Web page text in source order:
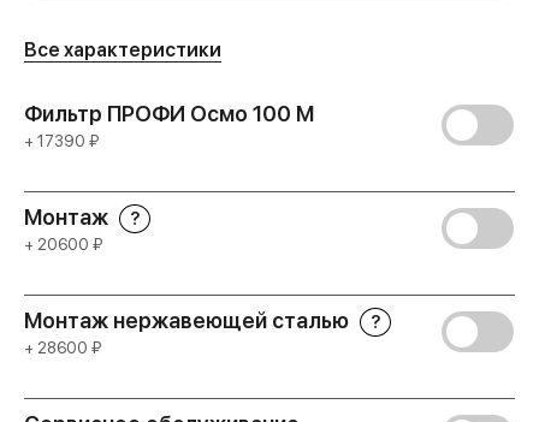
Все характеристики
Фильтр ПРОФИ Осмо 100 М
+ 17390 ₽
Монтаж ?
+ 20600 ₽
Монтаж нержавеющей сталью ?
+ 28600 ₽